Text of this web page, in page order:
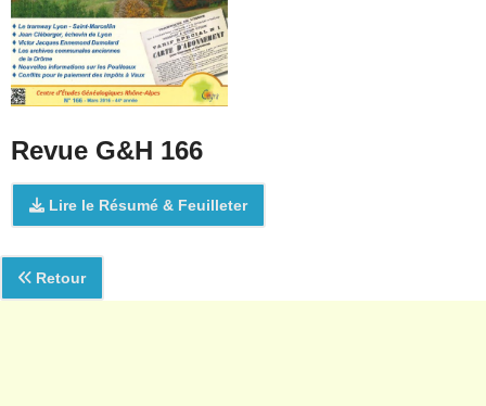
Revue G&H 166
Lire le Résumé & Feuilleter
Retour